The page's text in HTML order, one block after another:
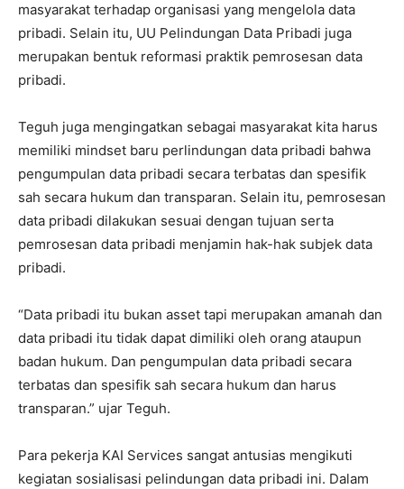
masyarakat terhadap organisasi yang mengelola data
pribadi. Selain itu, UU Pelindungan Data Pribadi juga
merupakan bentuk reformasi praktik pemrosesan data
pribadi.
Teguh juga mengingatkan sebagai masyarakat kita harus
memiliki mindset baru perlindungan data pribadi bahwa
pengumpulan data pribadi secara terbatas dan spesifik
sah secara hukum dan transparan. Selain itu, pemrosesan
data pribadi dilakukan sesuai dengan tujuan serta
pemrosesan data pribadi menjamin hak-hak subjek data
pribadi.
“Data pribadi itu bukan asset tapi merupakan amanah dan
data pribadi itu tidak dapat dimiliki oleh orang ataupun
badan hukum. Dan pengumpulan data pribadi secara
terbatas dan spesifik sah secara hukum dan harus
transparan.” ujar Teguh.
Para pekerja KAI Services sangat antusias mengikuti
kegiatan sosialisasi pelindungan data pribadi ini. Dalam